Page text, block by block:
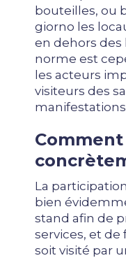
bouteilles, ou
giorno les
en dehors des
norme est
les acteurs
visiteurs des
manifestations
La
bien
stand afin de
services, et de
soit visité par